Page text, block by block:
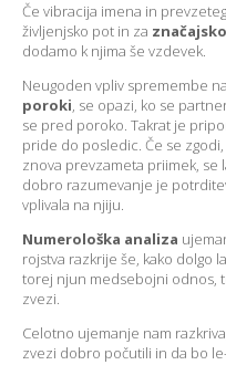
Če vibracija imena in
življenjsko pot in za
dodamo k njima še vzdevek.
Neugoden vpliv spremembe
poroki, se opazi, ko se
se pred poroko. Takrat je
pride do posledic. Če se
znova prevzameta priimek,
dobro razumevanje je
vplivala na njiju.
Numerološka analiza
rojstva razkrije še, kako dolgo
torej njun medsebojni odnos,
zvezi.
Celotno ujemanje nam
zvezi dobro počutili in da bo